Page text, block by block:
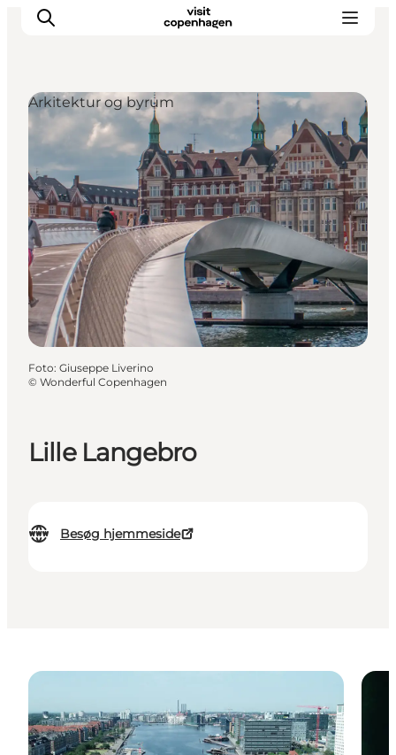
This is Copenhagen
Aktiviteter
Spis & drik
Områder
Planlæg din tur
CopenPay
Copenhagen Card
Lille Langebro
Besøg hjemmeside
Arkitektur og byrum
Foto: Giuseppe Liverino
© Wonderful Copenhagen